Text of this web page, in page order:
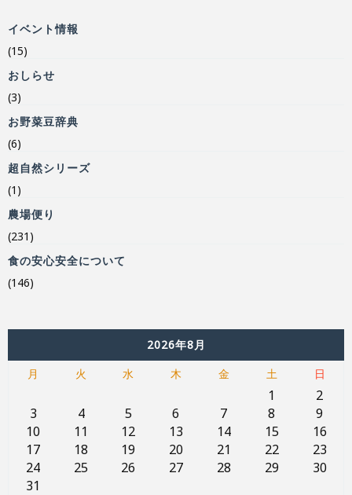
イベント情報
(15)
おしらせ
(3)
お野菜豆辞典
(6)
超自然シリーズ
(1)
農場便り
(231)
食の安心安全について
(146)
2026年8月
月
火 水 木 金 土 日
1
2
3
4 5 6 7 8
9
10
11 12 13 14 15
16
17
18 19 20 21 22
23
24
25 26 27 28 29
30
31